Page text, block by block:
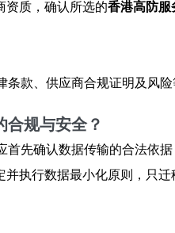
资质，确认所选的香港高防服
款、供应商合规证明及风
合规与安全？
首先确认数据传输的合法依
并执行数据最小化原则，